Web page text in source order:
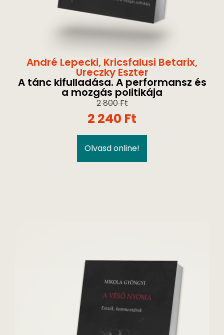
André Lepecki,Kricsfalusi Betarix,
Ureczky Eszter
A tánc kifulladása. A performansz és
a mozgás politikája
2 800
2 240 Ft